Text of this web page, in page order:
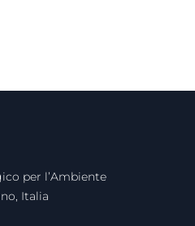
per l’Ambiente
Italia